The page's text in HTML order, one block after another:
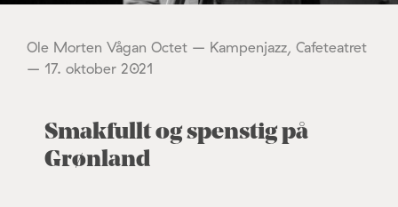
Ole Morten Vågan Octet – Kampenjazz, Cafeteatret
– 17. oktober 2021
Smakfullt og spenstig på
Grønland